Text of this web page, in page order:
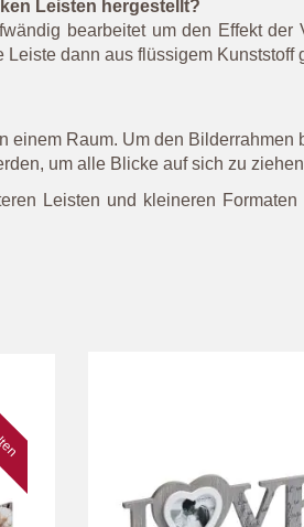
Leisten hergestellt?
bearbeitet um den Effekt der
dann aus flüssigem Kunststoff
Raum. Um den
um alle Blicke auf sich zu
Leisten und kleineren